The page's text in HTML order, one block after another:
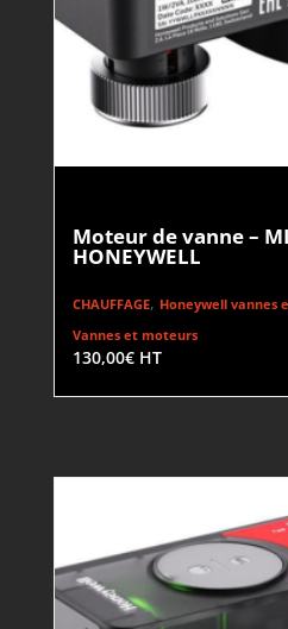
Moteur de vanne –
HONEYWELL
CHAUFFAGE, Honeywell vannes
Vannes et moteurs
130,00€ HT